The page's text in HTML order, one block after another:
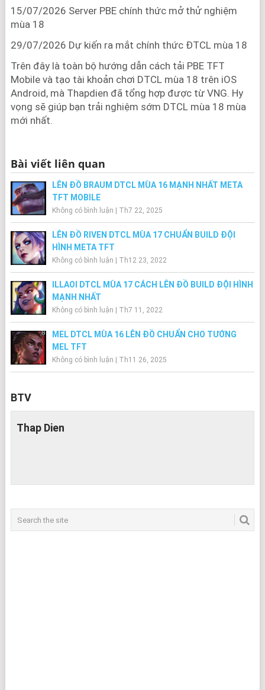
15/07/2026 Server PBE chính thức mở thử nghiệm
mùa 18
29/07/2026 Dự kiến ra mắt chính thức ĐTCL mùa 18
Trên đây là toàn bộ hướng dẫn cách tải PBE TFT
Mobile và tạo tài khoản chơi DTCL mùa 18 trên iOS
Android, mà Thapdien đã tổng hợp được từ VNG. Hy
vọng sẽ giúp bạn trải nghiệm sớm DTCL mùa 18 mùa
mới nhất.
Bài viết liên quan
LÊN ĐỒ BRAUM DTCL MÙA 16 MẠNH NHẤT META
TFT MOBILE
Không có bình luận Th7 22, 2025
LÊN ĐỒ RIVEN DTCL MÙA 17 CHUẨN BUILD ĐỘI
HÌNH META TFT
Không có bình luận Th12 23, 2022
ILLAOI DTCL MÙA 17 CÁCH LÊN ĐỒ BUILD ĐỘI HÌNH
MẠNH NHẤT
Không có bình luận Th7 11, 2022
MEL DTCL MÙA 16 LÊN ĐỒ CHUẨN CHO TƯỚNG
MEL TFT
Không có bình luận Th11 26, 2025
BTV
Thap Dien